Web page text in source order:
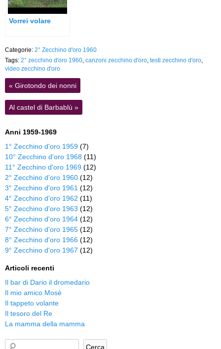
Vorrei volare
Categorie: 2° Zecchino d'oro 1960
Tags: 2° zecchino d'oro 1960 canzoni zecchino d'oro testi zecchino d'oro
video zecchino d'oro
« Girotondo dei nonni
Al castel di Barbablù »
Anni 1959-1969
1° Zecchino d'oro 1959 (7)
10° Zecchino d'oro 1968 (11)
11° Zecchino d'oro 1969 (12)
2° Zecchino d'oro 1960 (12)
3° Zecchino d'oro 1961 (12)
4° Zecchino d'oro 1962 (11)
5° Zecchino d'oro 1963 (12)
6° Zecchino d'oro 1964 (12)
7° Zecchino d'oro 1965 (12)
8° Zecchino d'oro 1966 (12)
9° Zecchino d'oro 1967 (12)
Articoli recenti
Il bar di Dario il dromedario
Il mio amico Mosè
Il tappeto volante
Il tesoro del Re
La mamma della mamma